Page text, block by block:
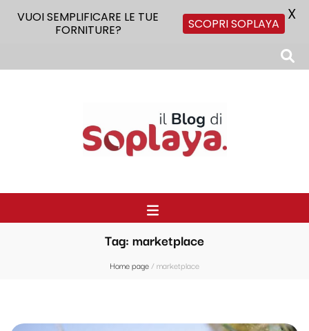
Tag: marketplace
Home page/marketplace
VUOI SEMPLIFICARE LE TUE
FORNITURE?
SCOPRI SOPLAYA X